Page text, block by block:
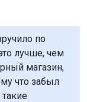
по
лучше, чем
магазин,
что забыл